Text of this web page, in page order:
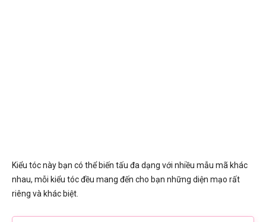
Kiểu tóc này bạn có thể biến tấu đa dạng với nhiều mẫu mã khác
nhau, mỗi kiểu tóc đều mang đến cho bạn những diện mạo rất
riêng và khác biệt.